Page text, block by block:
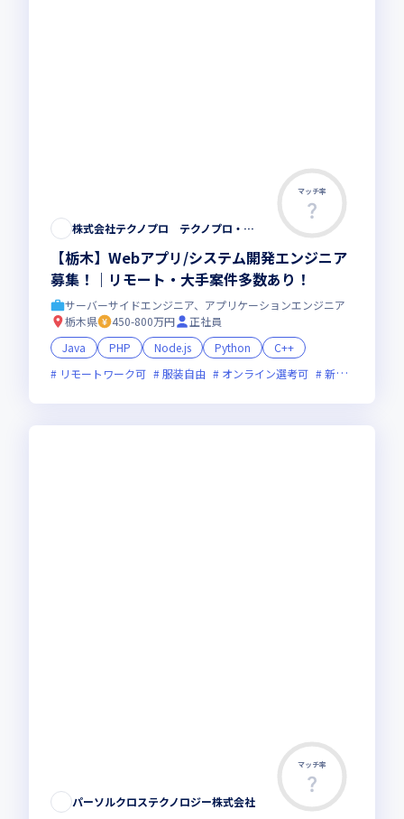
マッチ率
株式会社テクノプロ テクノプロ・エンジニアリング社
【栃木】Webアプリ/システム開発エンジニア
募集！｜リモート・大手案件多数あり！
サーバーサイドエンジニア、アプリケーションエンジニア
栃木県
450-800万円
正社員
Java
PHP Node.js Python
C++
リモートワーク可
服装自由 オンライン選考可 新技術に積極的
マッチ率
パーソルクロステクノロジー株式会社